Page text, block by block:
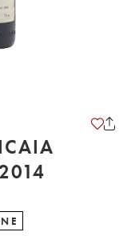
SAN GUIDO 2014